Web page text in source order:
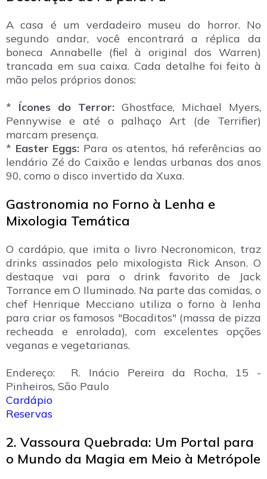
A casa é um verdadeiro museu do horror. No
segundo andar, você encontrará a réplica da
boneca Annabelle (fiel à original dos Warren)
trancada em sua caixa. Cada detalhe foi feito à
mão pelos próprios donos:
* Ícones do Terror: Ghostface, Michael Myers,
Pennywise e até o palhaço Art (de Terrifier)
marcam presença.
* Easter Eggs: Para os atentos, há referências ao
lendário Zé do Caixão e lendas urbanas dos anos
90, como o disco invertido da Xuxa.
Gastronomia no Forno à Lenha e
Mixologia Temática
O cardápio, que imita o livro Necronomicon, traz
drinks assinados pelo mixologista Rick Anson. O
destaque vai para o drink favorito de Jack
Torrance em O Iluminado. Na parte das comidas, o
chef Henrique Mecciano utiliza o forno à lenha
para criar os famosos "Bocaditos" (massa de pizza
recheada e enrolada), com excelentes opções
veganas e vegetarianas.
Endereço: R. Inácio Pereira da Rocha, 15 -
Pinheiros, São Paulo
Cardápio
Reservas
2. Vassoura Quebrada: Um Portal para
o Mundo da Magia em Meio à Metrópole